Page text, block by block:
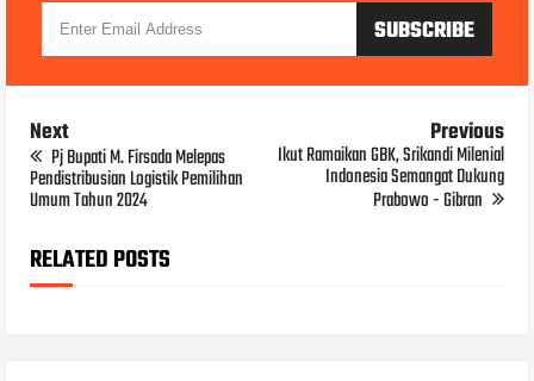
Next
Pj Bupati M. Firsada Melepas
Pendistribusian Logistik Pemilihan
Umum Tahun 2024
Previous
Ikut Ramaikan GBK, Srikandi Milenial
Indonesia Semangat Dukung
Prabowo - Gibran
RELATED POSTS